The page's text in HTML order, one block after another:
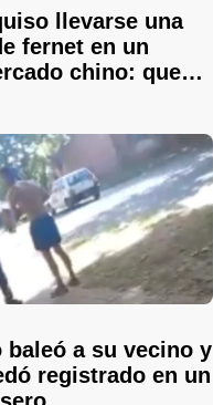
llevarse una
fernet en un
chino: quedó
baleó a su vecino y
registrado en un